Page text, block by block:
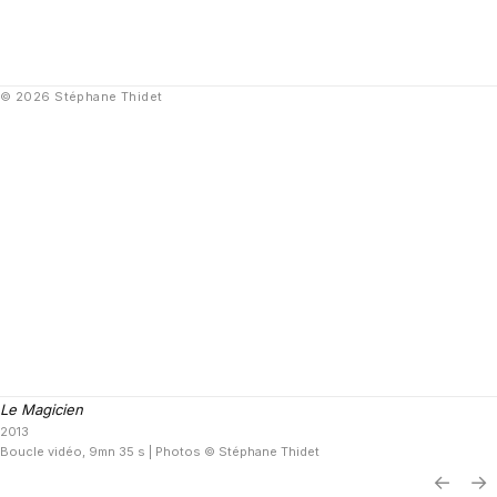
Le Magicien
2013
Boucle vidéo, 9mn 35 s | Photos © Stéphane Thidet
← →
© 2026 Stéphane Thidet